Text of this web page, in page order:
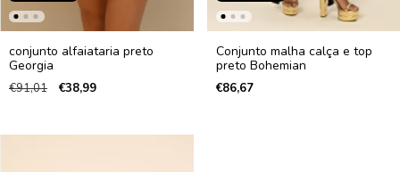
conjunto alfaiataria preto
Georgia
€91,01 €38,99
Conjunto malha calça e top
preto Bohemian
€86,67